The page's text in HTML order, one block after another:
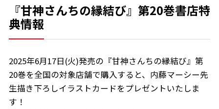
『甘神さんちの縁結び』第20巻書店特
典情報
2025年6月17日(火)発売の『甘神さんちの縁結び』第
20巻を全国の対象店舗で購入すると、内藤マーシー先
生描き下ろしイラストカードをプレゼントいたしま
す！